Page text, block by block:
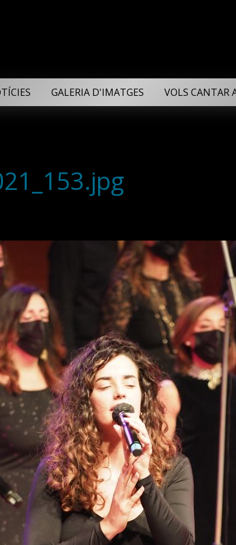
GALERIA D'IMATGES VOLS CANTAR